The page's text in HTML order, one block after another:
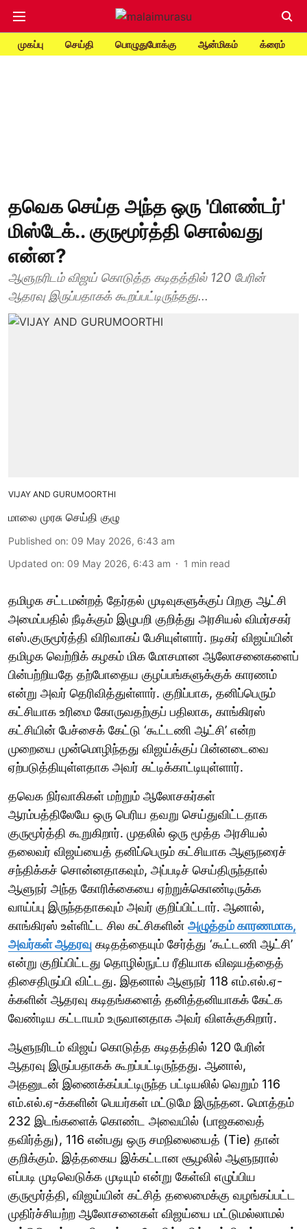
முகப்பு செய்தி பொழுதுபோக்கு ஆன்மிகம் க்ரைம்
தவெக செய்த அந்த ஒரு 'பிளண்டர்'
மிஸ்டேக்.. குருமூர்த்தி சொல்வது
என்ன?
ஆளுநரிடம் விஜய் கொடுத்த கடிதத்தில் 120 பேரின்
ஆதரவு இருப்பதாகக் கூறப்பட்டிருந்தது...
VIJAY AND GURUMOORTHI
மாலை முரசு செய்தி குழு
Published on: 09 May 2026, 6:43 am
Updated on: 09 May 2026, 6:43 am 1 min read
தமிழக சட்டமன்றத் தேர்தல் முடிவுகளுக்குப் பிறகு ஆட்சி
அமைப்பதில் நீடிக்கும் இழுபறி குறித்து அரசியல் விமர்சகர்
எஸ்.குருமூர்த்தி விரிவாகப் பேசியுள்ளார். நடிகர் விஜய்யின்
தமிழக வெற்றிக் கழகம் மிக மோசமான ஆலோசனைகளைப்
பின்பற்றியதே தற்போதைய குழப்பங்களுக்குக் காரணம்
என்று அவர் தெரிவித்துள்ளார். குறிப்பாக, தனிப்பெரும்
கட்சியாக உரிமை கோருவதற்குப் பதிலாக, காங்கிரஸ்
கட்சியின் பேச்சைக் கேட்டு ‘கூட்டணி ஆட்சி’ என்ற
முறையை முன்மொழிந்தது விஜய்க்குப் பின்னடைவை
ஏற்படுத்தியுள்ளதாக அவர் சுட்டிக்காட்டியுள்ளார்.
தவெக நிர்வாகிகள் மற்றும் ஆலோசகர்கள்
ஆரம்பத்திலேயே ஒரு பெரிய தவறு செய்துவிட்டதாக
குருமூர்த்தி கூறுகிறார். முதலில் ஒரு மூத்த அரசியல்
தலைவர் விஜய்யைத் தனிப்பெரும் கட்சியாக ஆளுநரைச்
சந்திக்கச் சொன்னதாகவும், அப்படிச் செய்திருந்தால்
ஆளுநர் அந்த கோரிக்கையை ஏற்றுக்கொண்டிருக்க
வாய்ப்பு இருந்ததாகவும் அவர் குறிப்பிட்டார். ஆனால்,
காங்கிரஸ் உள்ளிட்ட சில கட்சிகளின் அழுத்தம் காரணமாக,
அவர்கள் ஆதரவு கடிதத்தையும் சேர்த்து ‘கூட்டணி ஆட்சி’
என்று குறிப்பிட்டது தொழில்நுட்ப ரீதியாக விஷயத்தைத்
திசைதிருப்பி விட்டது. இதனால் ஆளுநர் 118 எம்.எல்.ஏ-
க்களின் ஆதரவு கடிதங்களைத் தனித்தனியாகக் கேட்க
வேண்டிய கட்டாயம் உருவானதாக அவர் விளக்குகிறார்.
ஆளுநரிடம் விஜய் கொடுத்த கடிதத்தில் 120 பேரின்
ஆதரவு இருப்பதாகக் கூறப்பட்டிருந்தது. ஆனால்,
அதனுடன் இணைக்கப்பட்டிருந்த பட்டியலில் வெறும் 116
எம்.எல்.ஏ-க்களின் பெயர்கள் மட்டுமே இருந்தன. மொத்தம்
232 இடங்களைக் கொண்ட அவையில் (பாஜகவைத்
தவிர்த்து), 116 என்பது ஒரு சமநிலையைத் (Tie) தான்
குறிக்கும். இத்தகைய இக்கட்டான சூழலில் ஆளுநரால்
எப்படி முடிவெடுக்க முடியும் என்று கேள்வி எழுப்பிய
குருமூர்த்தி, விஜய்யின் கட்சித் தலைமைக்கு வழங்கப்பட்ட
முதிர்ச்சியற்ற ஆலோசனைகள் விஜய்யை மட்டுமல்லாமல்